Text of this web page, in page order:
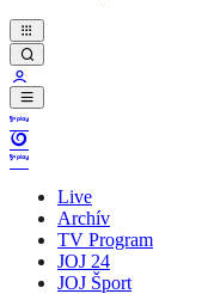
Live
Archív
TV Program
JOJ 24
JOJ Šport